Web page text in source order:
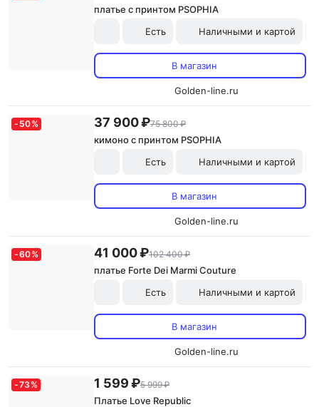
платье с принтом PSOPHIA
Есть
Наличными и картой
В магазин
Golden-line.ru
- 50% 37 900 ₽75 800 ₽
кимоно с принтом PSOPHIA
Есть
Наличными и картой
В магазин
Golden-line.ru
-60% 41 000 ₽102 400 ₽
платье Forte Dei Marmi Couture
Есть
Наличными и картой
В магазин
Golden-line.ru
-73 % 1 599 ₽5 999 ₽
Платье Love Republic